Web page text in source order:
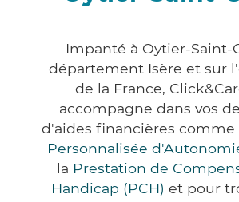
Impanté à Oytier-Saint-
département Isère et sur
de la France,
accompagne dans vos
d'aides financières comme
Personnalisée
la Prestation de
Handicap (PCH) et pour